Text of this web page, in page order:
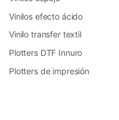
Vinilos efecto ácido
Vinilo transfer textil
Plotters DTF Innuro
Plotters de impresión